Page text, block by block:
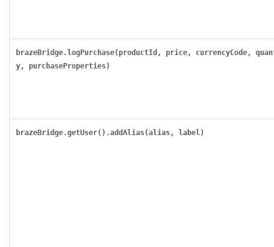
brazeBridge.logPurchase(productId, price, currencyCode,
y, purchaseProperties)
brazeBridge.getUser().addAlias(alias, label)